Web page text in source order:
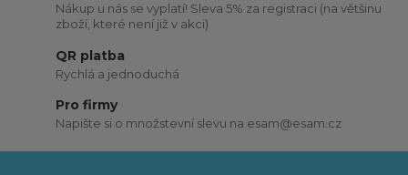
Nákup u nás se vyplatí! Sleva 5% za registraci (na většinu
zboží, které není již v akci)
QR platba
Rychlá a jednoduchá
Pro firmy
Napište si o množstevní slevu na esam@esam.cz